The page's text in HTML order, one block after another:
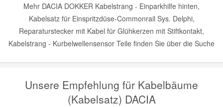
Mehr DACIA DOKKER Kabelstrang - Einparkhilfe hinten,
Kabelsatz für Einspritzdüse-Commonrail Sys. Delphi,
Reparaturstecker mit Kabel für Glühkerzen mit Stiftkontakt,
Kabelstrang - Kurbelwellensensor Teile finden Sie über die Suche
Unsere Empfehlung für Kabelbäume
(Kabelsatz) DACIA